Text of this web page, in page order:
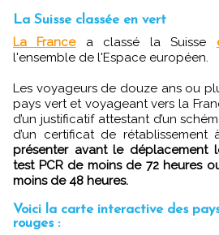
La Suisse classée en vert
La Francea classé la Suisse
l'ensemble de l'Espace européen.
Les voyageurs de douze ans ou
pays vert et voyageant vers la
d’un justificatif attestant d’un
d’un certificat de rétablissement
présenter avant le déplacement
test PCR de moins de 72 heures
moins de 48 heures.
Voici la carte interactive des
rouges :